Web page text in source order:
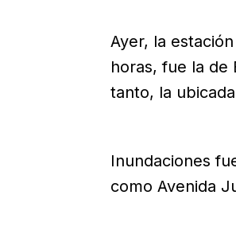
Ayer, la
horas, fue la de
tanto, la
Inundaciones
como Avenida